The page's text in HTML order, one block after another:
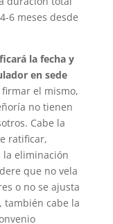
6 meses desde
la fecha y
en sede
el mismo,
no tienen
Cabe la
ratificar,
la eliminación
que no vela
o no se ajusta
también cabe la